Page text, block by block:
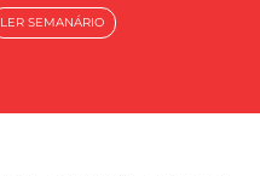
LER SEMANÁRIO